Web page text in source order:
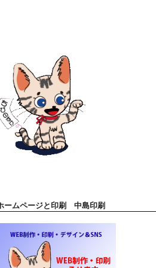
ームページと印刷 中島印刷